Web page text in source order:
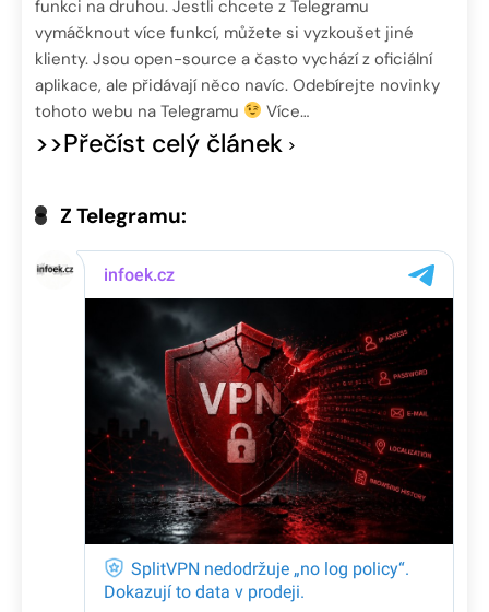
funkci na druhou. Jestli chcete z Telegramu
vymáčknout více funkcí, můžete si vyzkoušet jiné
klienty. Jsou open-source a často vychází z oficiální
aplikace, ale přidávají něco navíc. Odebírejte novinky
tohoto webu na Telegramu
Více…
>>Přečíst celý článek
Z Telegramu: